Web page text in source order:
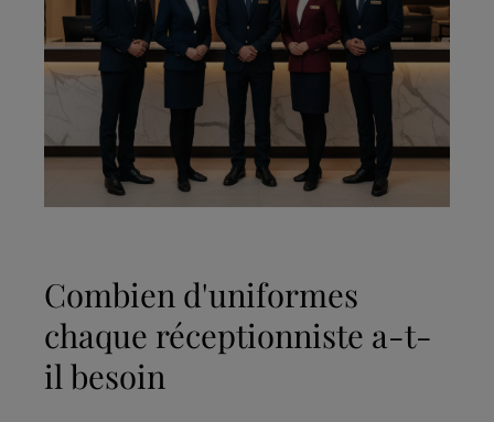
Combien d'uniformes
chaque réceptionniste a-t-
il besoin